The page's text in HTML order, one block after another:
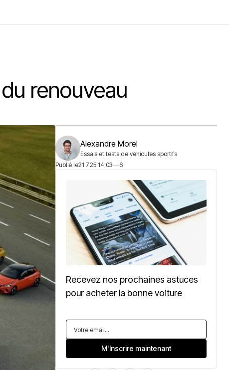
renouveau
Alexandre Morel
Essais et tests de véhicules sportifs
Publié le21.7.25 14:03 6
Recevez nos prochaines astuces
pour acheter la bonne voiture